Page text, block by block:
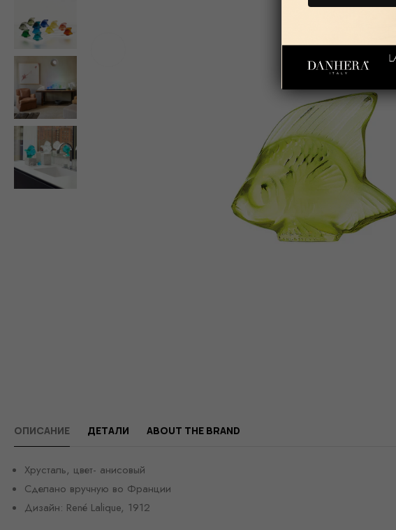
ОПИСАНИЕ ДЕТАЛИ ABOUT THE BRAND
Хрусталь, цвет- анисовый
Сделано вручную во Франции
Дизайн: René Lalique, 1912